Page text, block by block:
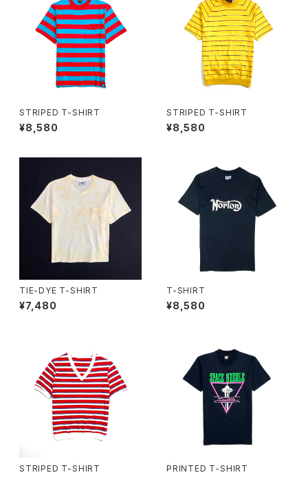
STRIPED T-SHIRT
¥8,580
STRIPED T-SHIRT
¥8,580
TIE-DYE T-SHIRT
¥7,480
T-SHIRT
¥8,580
STRIPED T-SHIRT PRINTED T-SHIRT